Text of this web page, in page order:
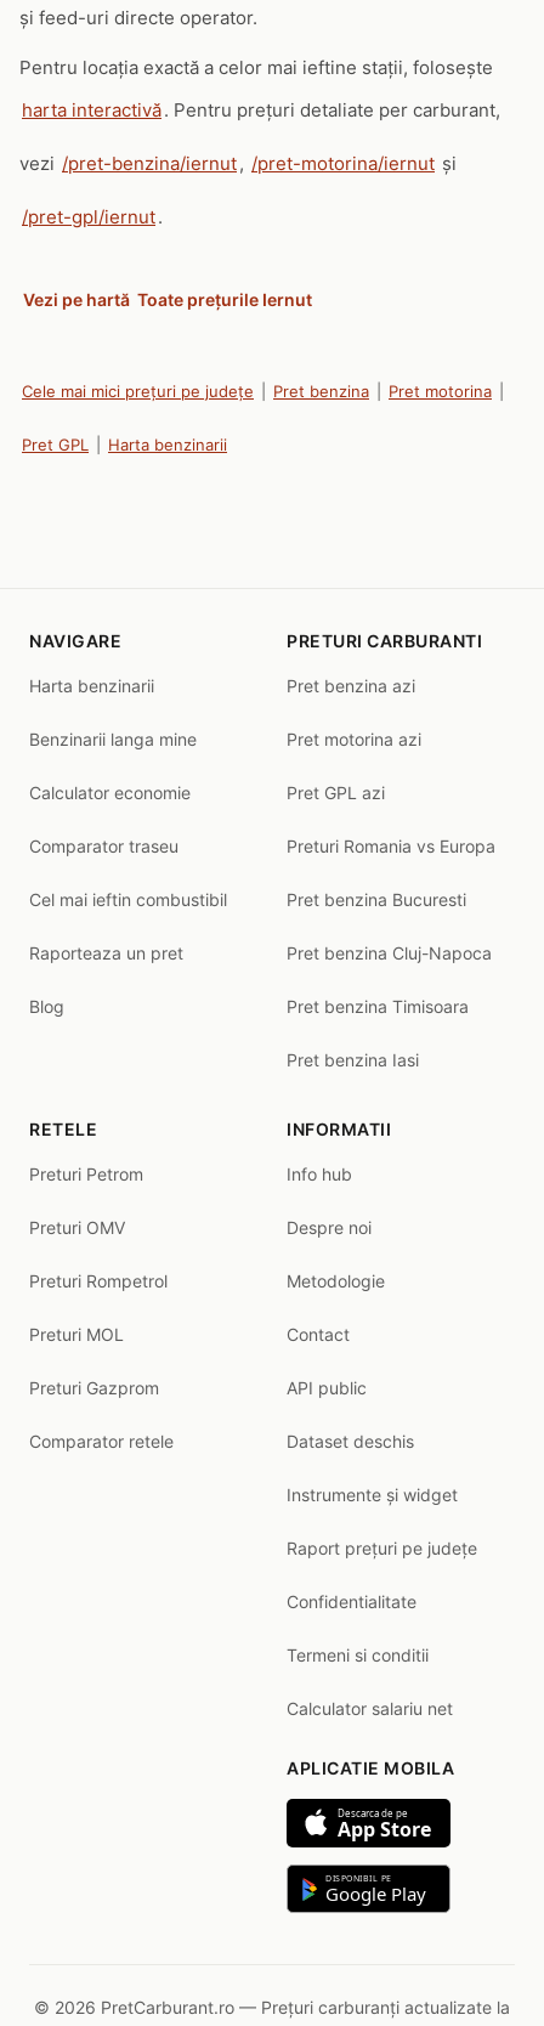
și feed-uri directe operator.
Pentru locația exactă a celor mai ieftine stații, folosește
harta interactivă. Pentru prețuri detaliate per carburant,
vezi /pret-benzina/iernut, /pret-motorina/iernut și
/pret-gpl/iernut.
Vezi pe hartă Toate prețurile Iernut
Cele mai mici prețuri pe județe Pret benzina Pret motorina
Pret GPL Harta benzinarii
NAVIGARE
Harta benzinarii
Benzinarii langa mine
Calculator economie
Comparator traseu
Cel mai ieftin combustibil
Raporteaza un pret
Blog
PRETURI CARBURANTI
Pret benzina azi
Pret motorina azi
Pret GPL azi
Preturi Romania vs Europa
Pret benzina Bucuresti
Pret benzina Cluj-Napoca
Pret benzina Timisoara
Pret benzina Iasi
RETELE
Preturi Petrom
Preturi OMV
Preturi Rompetrol
Preturi MOL
Preturi Gazprom
Comparator retele
INFORMATII
Info hub
Despre noi
Metodologie
Contact
API public
Dataset deschis
Instrumente și widget
Raport prețuri pe județe
Confidentialitate
Termeni si conditii
Calculator salariu net
APLICATIE MOBILA
Descarca de pe
App Store
DISPONIBIL PE
Google Play
© 2026 PretCarburant.ro — Prețuri carburanți actualizate la